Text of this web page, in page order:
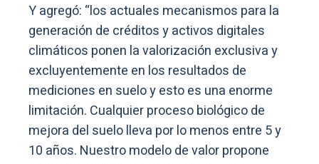
Y agregó: “los actuales mecanismos para la
generación de créditos y activos digitales
climáticos ponen la valorización exclusiva y
excluyentemente en los resultados de
mediciones en suelo y esto es una enorme
limitación. Cualquier proceso biológico de
mejora del suelo lleva por lo menos entre 5 y
10 años. Nuestro modelo de valor propone